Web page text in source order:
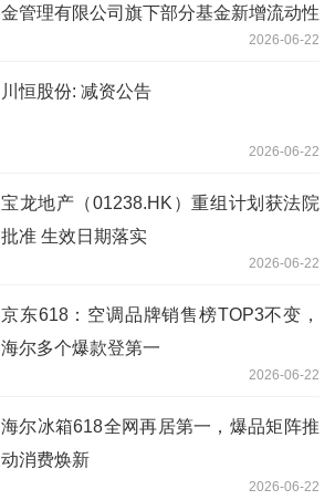
金管理有限公司旗下部分基金新增流动性
2026-06-22
川恒股份: 减资公告
2026-06-22
宝龙地产（01238.HK）重组计划获法院
批准 生效日期落实
2026-06-22
京东618：空调品牌销售榜TOP3不变，
海尔多个爆款登第一
2026-06-22
海尔冰箱618全网再居第一，爆品矩阵推
动消费焕新
2026-06-22